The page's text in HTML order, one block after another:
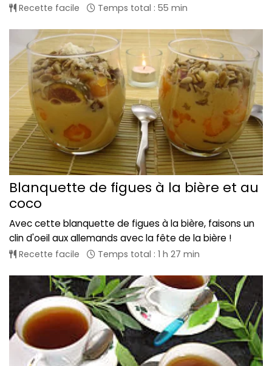
Recette facile Temps total : 55 min
Blanquette de figues à la bière et au
coco
Avec cette blanquette de figues à la bière, faisons un
clin d'oeil aux allemands avec la fête de la bière !
Recette facile Temps total : 1 h 27 min